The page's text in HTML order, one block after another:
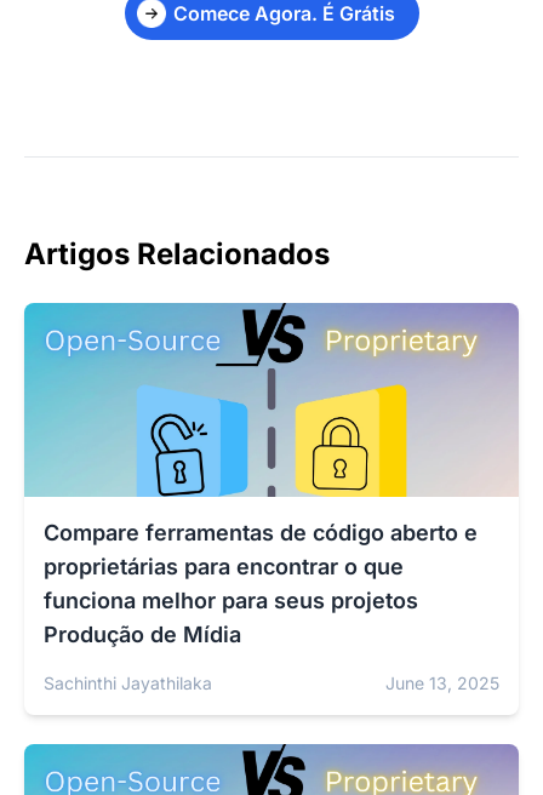
Comece Agora. É Grátis
Artigos Relacionados
Compare ferramentas de código aberto e
proprietárias para encontrar o que
funciona melhor para seus projetos
Produção de Mídia
Sachinthi Jayathilaka June 13, 2025